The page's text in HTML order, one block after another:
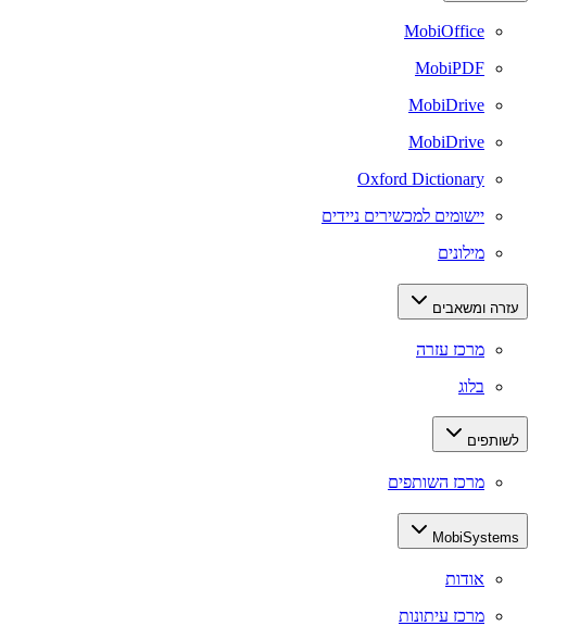
MobiOffice
MobiPDF
MobiDrive
MobiDrive
Oxford Dictionary
יישומים למכשירים ניידים
מילונים
עזרה ומשאבים
מרכז עזרה
בלוג
לשותפים
מרכז השותפים
MobiSystems
אודות
מרכז עיתונות